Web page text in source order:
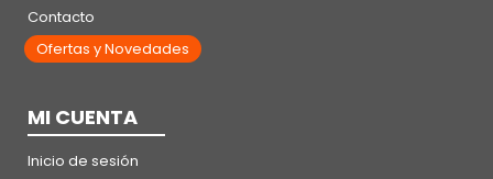
Contacto
Ofertas y Novedades
MI CUENTA
Inicio de sesión